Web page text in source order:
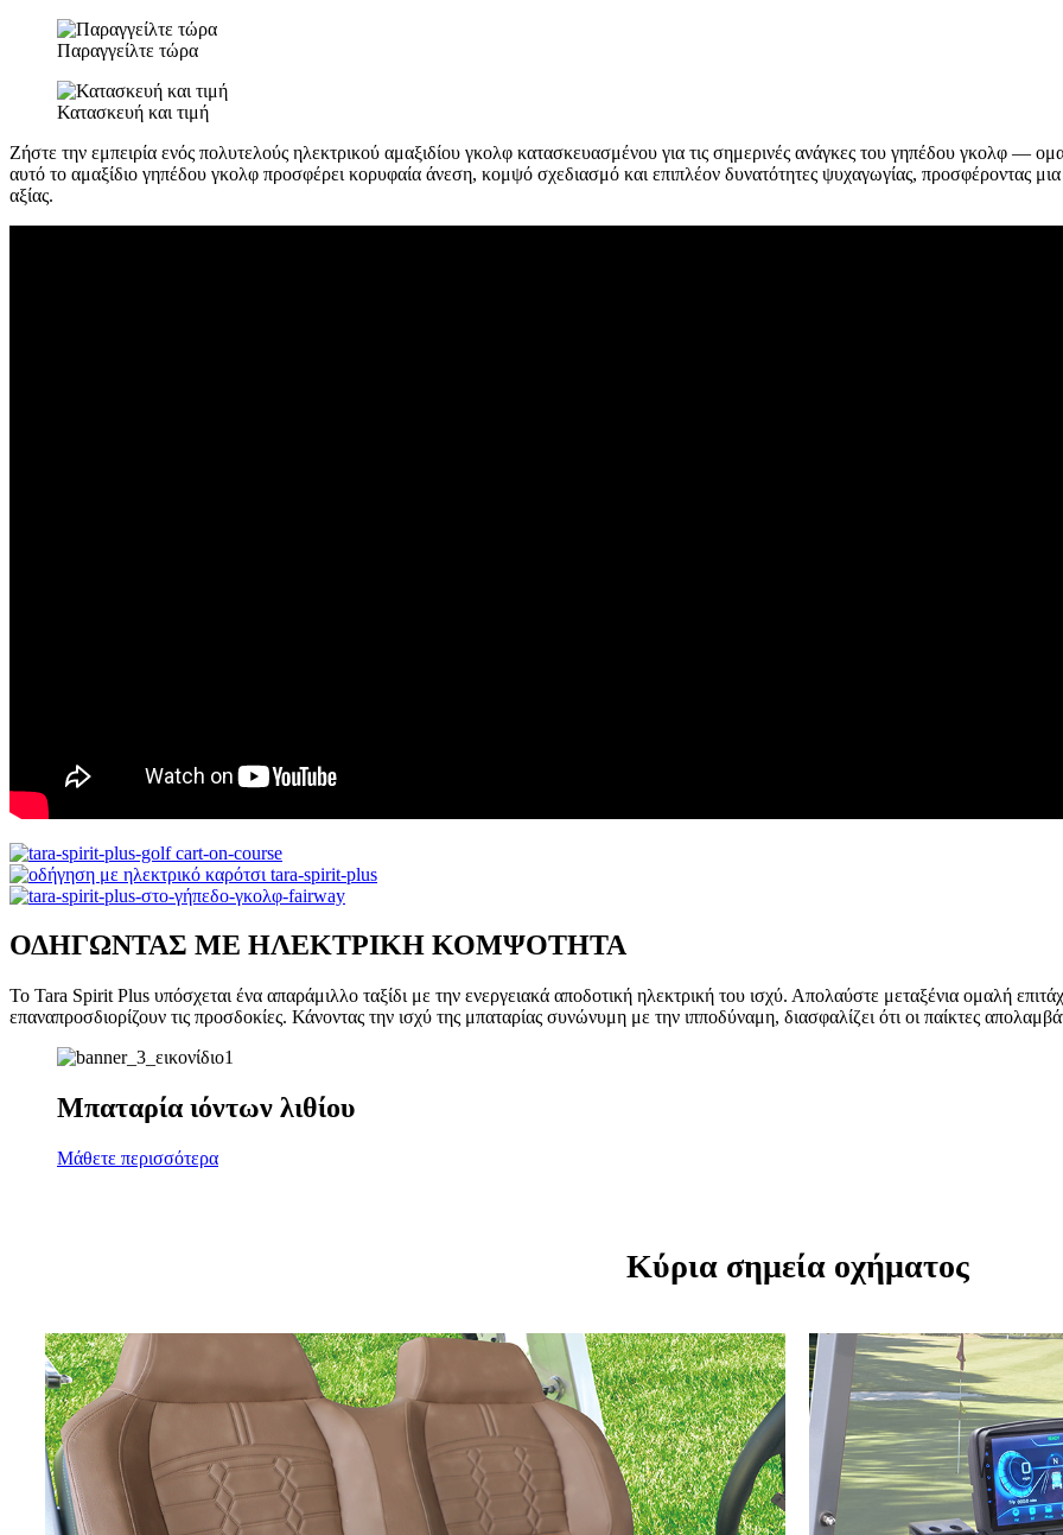
Παραγγείλτε τώρα
Κατασκευή και τιμή
Ζήστε την εμπειρία ενός πολυτελούς ηλεκτρικού αμαξιδίου γκολφ κατασκευασμένου για τις σημερινές ανάγκες του γηπέδου γκολφ —
αυτό το αμαξίδιο γηπέδου γκολφ προσφέρει κορυφαία άνεση, κομψό σχεδιασμό και επιπλέον δυνατότητες ψυχαγωγίας, προσφέροντας
αξίας.
ΟΔΗΓΩΝΤΑΣ ΜΕ ΗΛΕΚΤΡΙΚΗ ΚΟΜΨΟΤΗΤΑ
Το Tara Spirit Plus υπόσχεται ένα απαράμιλλο ταξίδι με την ενεργειακά αποδοτική ηλεκτρική του ισχύ. Απολαύστε μεταξένια ομαλή
επαναπροσδιορίζουν τις προσδοκίες. Κάνοντας την ισχύ της μπαταρίας συνώνυμη με την ιπποδύναμη, διασφαλίζει ότι οι παίκτες
Μπαταρία ιόντων λιθίου
Μάθετε περισσότερα
Κύρια σημεία οχήματος